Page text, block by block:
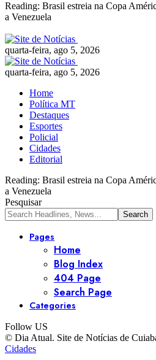
Reading: Brasil estreia na Copa
a Venezuela
quarta-feira, ago 5, 2026
quarta-feira, ago 5, 2026
Home
Política MT
Destaques
Esportes
Policial
Cidades
Editorial
Reading: Brasil estreia na Copa
a Venezuela
Pesquisar
Pages
Home
Blog Index
404 Page
Search Page
Categories
Follow US
© Dia Atual. Site de Notícias de
Cidades